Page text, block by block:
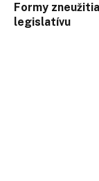
Formy
legislatívu